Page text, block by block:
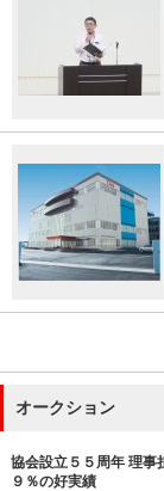
オークション
協会設立５５周年 理事
９％の好実績